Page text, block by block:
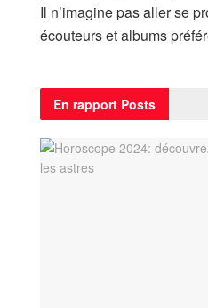
Il n’imagine pas aller se
écouteurs et albums
En rapport Posts